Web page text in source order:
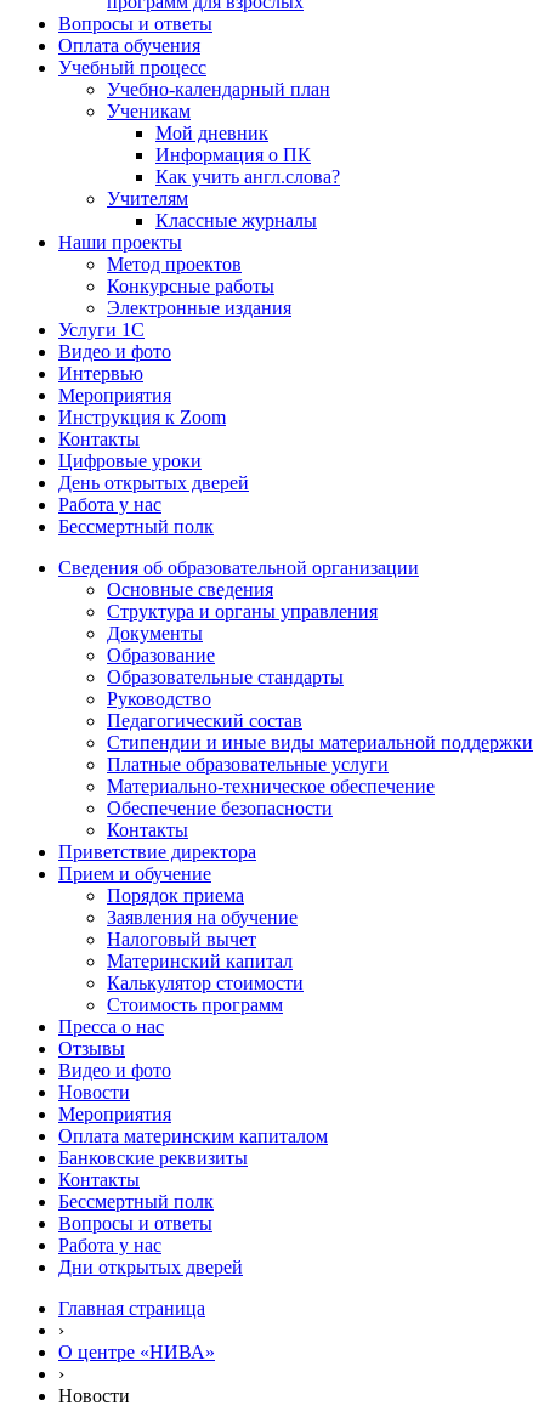
Вопросы и ответы
Оплата обучения
Учебный процесс
Учебно-календарный план
Ученикам
Мой дневник
Информация о ПК
Как учить англ.слова?
Учителям
Классные журналы
Наши проекты
Метод проектов
Конкурсные работы
Электронные издания
Услуги 1C
Видео и фото
Интервью
Мероприятия
Инструкция к Zoom
Контакты
Цифровые уроки
День открытых дверей
Работа у нас
Бессмертный полк
Сведения об образовательной организации
Основные сведения
Структура и органы управления
Документы
Образование
Образовательные стандарты
Руководство
Педагогический состав
Стипендии и иные виды материальной поддержки
Платные образовательные услуги
Материально-техническое обеспечение
Обеспечение безопасности
Контакты
Приветствие директора
Прием и обучение
Порядок приема
Заявления на обучение
Налоговый вычет
Материнский капитал
Калькулятор стоимости
Стоимость программ
Пресса о нас
Отзывы
Видео и фото
Новости
Мероприятия
Оплата материнским капиталом
Банковские реквизиты
Контакты
Бессмертный полк
Вопросы и ответы
Работа у нас
Дни открытых дверей
Главная страница
›
О центре «НИВА»
›
Новости